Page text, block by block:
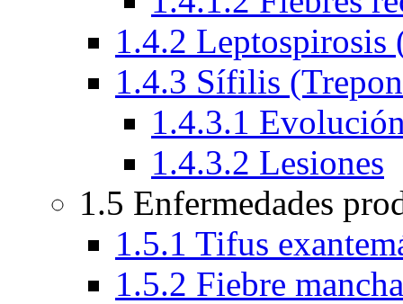
1.4.2 Leptospirosis
1.4.3 Sífilis
1.4.3.1
1.4.3.2 Lesiones
1.5 Enfermedades
1.5.1 Tifus
1.5.2 Fiebre